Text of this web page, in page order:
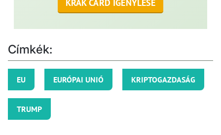
KRAK CARD IGÉNYLÉSE
Címkék:
EU EURÓPAI UNIÓ KRIPTOGAZDASÁG
TRUMP